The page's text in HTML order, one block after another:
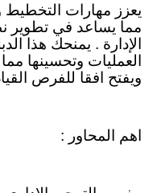
يعزز مهارات التخطيط
مما يساعد في تطوير
الإدارة . يمنحك هذا
العمليات وتحسينها
ويفتح افقا للفرص
اهم المحاور :